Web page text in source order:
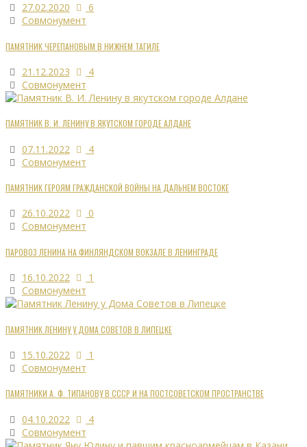
27.02.2020
6
Совмонумент
ПАМЯТНИК ЧЕРЕПАНОВЫМ В НИЖНЕМ ТАГИЛЕ
21.12.2023
4
Совмонумент
ПАМЯТНИК В. И. ЛЕНИНУ В ЯКУТСКОМ ГОРОДЕ АЛДАНЕ
07.11.2022
4
Совмонумент
ПАМЯТНИК ГЕРОЯМ ГРАЖДАНСКОЙ ВОЙНЫ НА ДАЛЬНЕМ ВОСТОКЕ
26.10.2022
0
Совмонумент
ПАРОВОЗ ЛЕНИНА НА ФИНЛЯНДСКОМ ВОКЗАЛЕ В ЛЕНИНГРАДЕ
16.10.2022
1
Совмонумент
ПАМЯТНИК ЛЕНИНУ У ДОМА СОВЕТОВ В ЛИПЕЦКЕ
15.10.2022
1
Совмонумент
ПАМЯТНИКИ А. Ф. ТИПАНОВУ В СССР И НА ПОСТСОВЕТСКОМ ПРОСТРАНСТВЕ
04.10.2022
4
Совмонумент